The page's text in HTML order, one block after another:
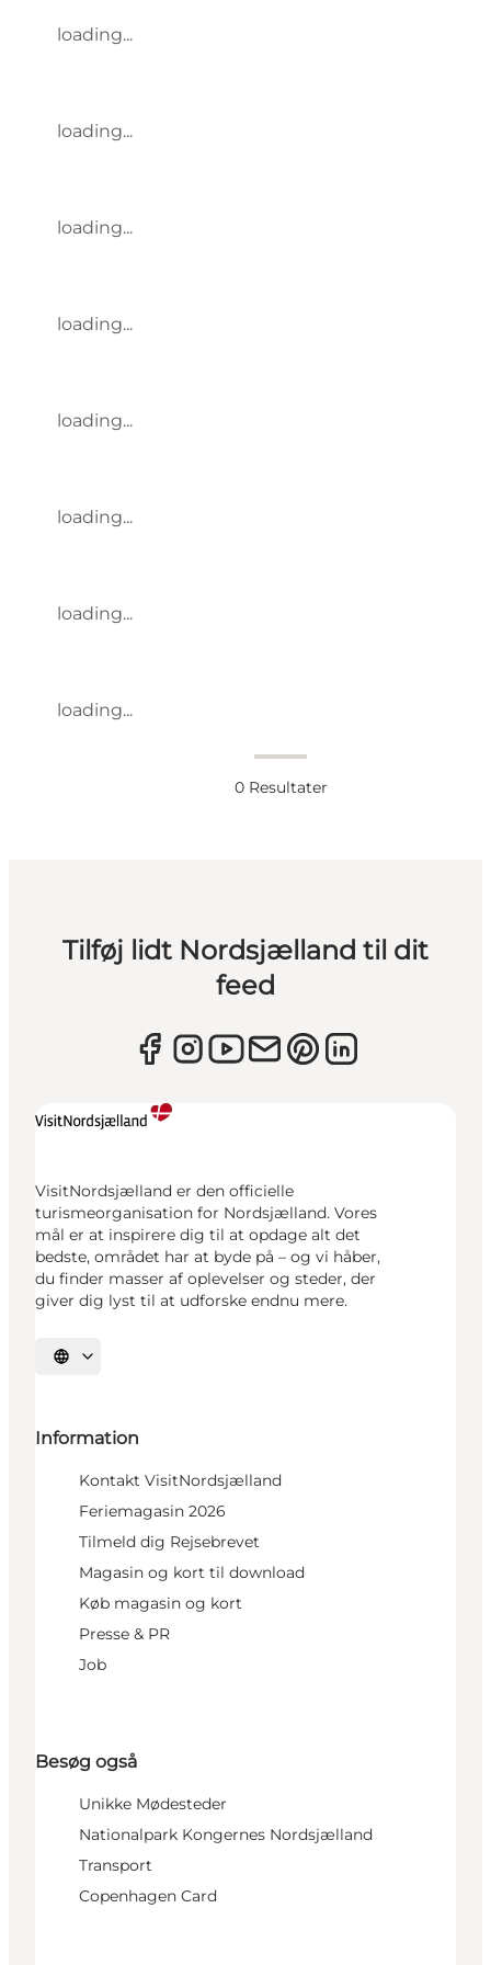
loading...
loading...
loading...
loading...
loading...
loading...
loading...
loading...
0 Resultater
Tilføj lidt Nordsjælland til dit
feed
VisitNordsjælland er den officielle
turismeorganisation for Nordsjælland. Vores
mål er at inspirere dig til at opdage alt det
bedste, området har at byde på – og vi håber,
du finder masser af oplevelser og steder, der
giver dig lyst til at udforske endnu mere.
Vælg sprog
Information
Kontakt VisitNordsjælland
Feriemagasin 2026
Tilmeld dig Rejsebrevet
Magasin og kort til download
Køb magasin og kort
Presse & PR
Job
Besøg også
Unikke Mødesteder
Nationalpark Kongernes Nordsjælland
Transport
Copenhagen Card